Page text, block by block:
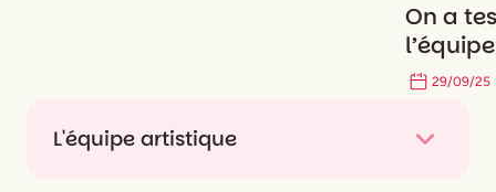
On a
29/09/25
L'équipe artistique